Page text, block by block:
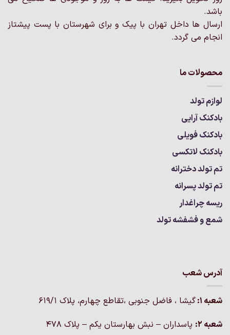
انتخاب
انتخاب
باشد.
ارسال ها داخل تهران با پیک و برای شهرستان با پست پیشتاز
انجام می گردد.
محصولات ما
لوازم تولد
بادکنک آرایی
بادکنک فویلی
بادکنک لاتکسی
تم تولد دخترانه
تم تولد پسرانه
ریسه چراغدار
شمع و فشفشه تولد
آدرس شعب
شعبه 1:
گيشا ، فاضل جنوبی ،تقاطع چهارم، پلاک 619/1
شعبه 2:
پاسداران – نبش بهارستان یکم – پلاک ۴۷۸